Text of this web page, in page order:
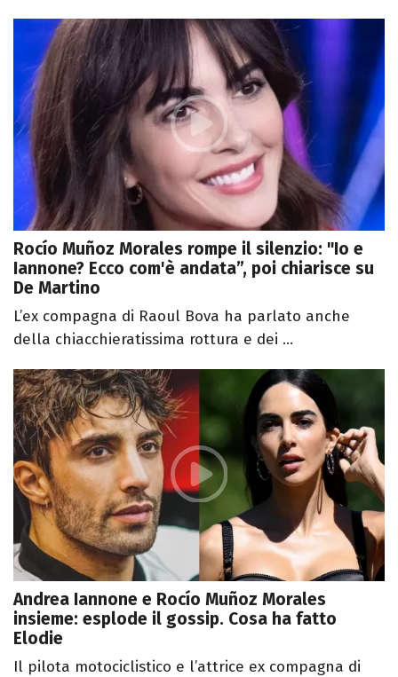
Rocío Muñoz Morales rompe il silenzio: "Io e
Iannone? Ecco com'è andata”, poi chiarisce su
De Martino
L’ex compagna di Raoul Bova ha parlato anche
della chiacchieratissima rottura e dei ...
Andrea Iannone e Rocío Muñoz Morales
insieme: esplode il gossip. Cosa ha fatto
Elodie
Il pilota motociclistico e l’attrice ex compagna di